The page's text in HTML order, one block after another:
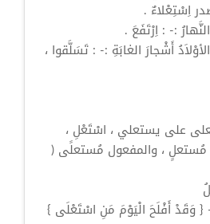
اِسْتِعْلاءٌ .
النَّهارُ :- : اِرْتَفَعَ .
الأوْلاَدُ أَشْجارَ الغابَةِ :- : تَسَلَّقوا ،
على يستعلي ، اسْتَعْلِ ،
مُستعلٍ ، والمفعول مُستعلًى (
اسْتَعْلَى }